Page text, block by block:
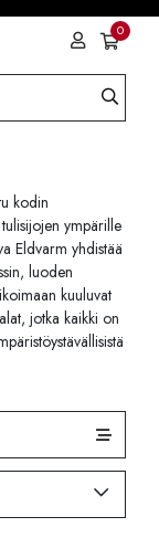
0
kodin
ympärille
Eldvarm yhdistää
luoden
kuuluvat
jotka kaikki on